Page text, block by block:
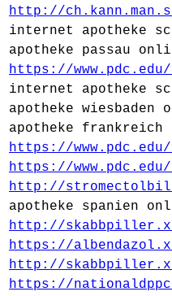
http://
internet apotheke
apotheke passau
https://
internet apotheke
apotheke wiesbaden
apotheke frankreich
https://
https://
http://
apotheke spanien
http://
https://
http://
https://